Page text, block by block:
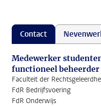
Contact
Medewerker
functioneel beheerder
Faculteit der
FdR Bedrijfsvoering
FdR Onderwijs